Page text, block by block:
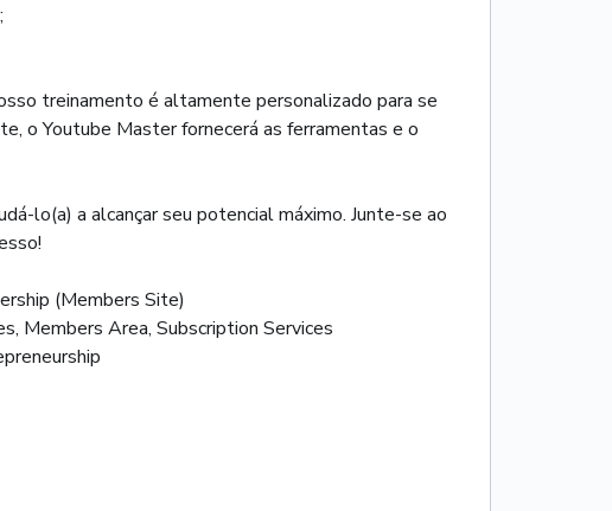
treinamento é altamente personalizado para se
o Youtube Master fornecerá as ferramentas e o
lo(a) a alcançar seu potencial máximo. Junte-se ao
(Members Site)
Members Area, Subscription Services